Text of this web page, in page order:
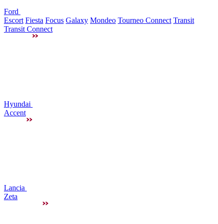
Ford
Escort Fiesta Focus Galaxy Mondeo Tourneo Connect Transit
Transit Connect
Hyundai
Accent
Lancia
Zeta